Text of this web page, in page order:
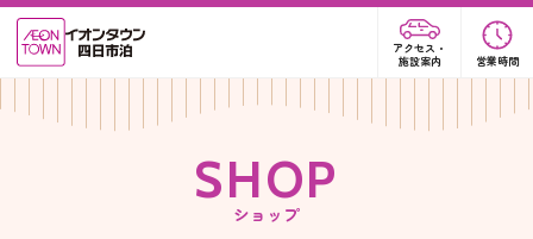
アクセス・
施設案内
営業時間
SHOP
ショップ